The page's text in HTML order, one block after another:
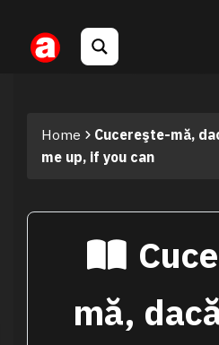
Home
Cucereşte-mă,
me up, if you can
mă,